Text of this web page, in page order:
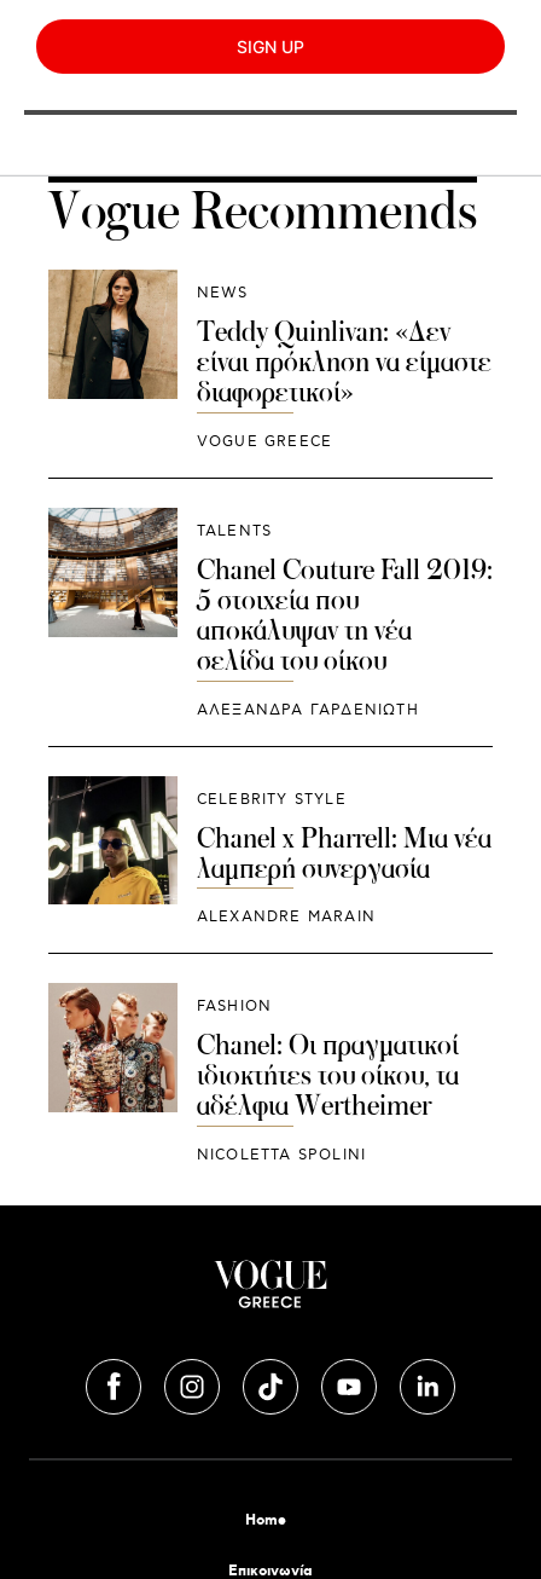
SIGN UP
Vogue Recommends
NEWS
Teddy Quinlivan: «Δεν
είναι πρόκληση να είμαστε
διαφορετικοί»
VOGUE GREECE
TALENTS
Chanel Couture Fall 2019:
5 στοιχεία που
αποκάλυψαν τη νέα
σελίδα του οίκου
ΑΛΕΞΑΝΔΡΑ ΓΑΡΔΕΝΙΩΤΗ
CELEBRITY STYLE
Chanel x Pharrell: Μια νέα
λαμπερή συνεργασία
ALEXANDRE MARAIN
FASHION
Chanel: Οι πραγματικοί
ιδιοκτήτες του οίκου, τα
αδέλφια Wertheimer
NICOLETTA SPOLINI
Home
Επικοινωνία